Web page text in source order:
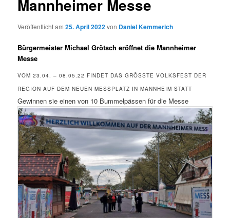
Mannheimer Messe
Veröffentlicht am25. April 2022von Daniel Kemmerich
Bürgermeister Michael Grötsch eröffnet die Mannheimer
Messe
VOM 23.04. – 08.05.22 FINDET DAS GRÖSSTE VOLKSFEST DER R
EGION AUF DEM NEUEN MESSPLATZ IN MANNHEIM STATT
Gewinnen sie einen von 10 Bummelpässen für die Messe